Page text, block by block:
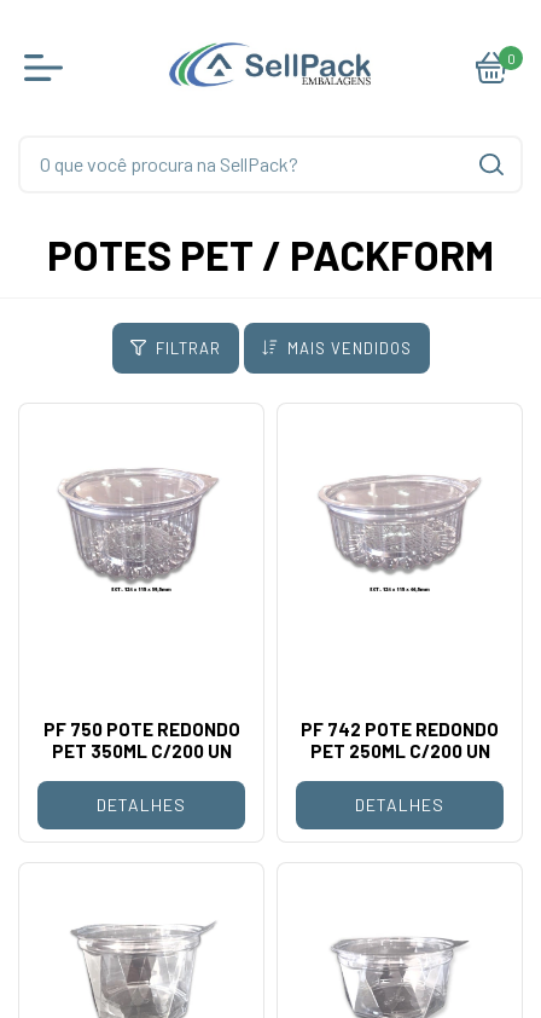
0
POTES PET / PACKFORM
FILTRAR MAIS VENDIDOS
PF 750 POTE REDONDO
PET 350ML C/200 UN
DETALHES
PF 742 POTE REDONDO
PET 250ML C/200 UN
DETALHES